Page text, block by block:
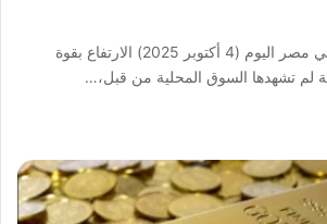
واصلت أسعار الذهب في مصر اليوم (4 أكتوبر 2025) الارتفاع بقوة
لم تشهدها السوق المحلية من قبل،…